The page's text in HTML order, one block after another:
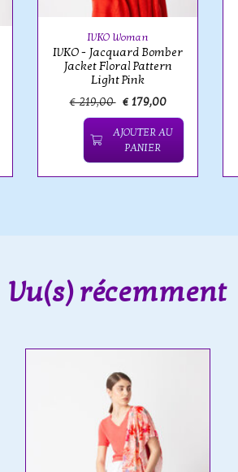
IVKO Woman
IVKO - Jacquard Bomber
Jacket Floral Pattern
Light Pink
€ 219,00 € 179,00
AJOUTER AU
PANIER
Vu(s) récemment